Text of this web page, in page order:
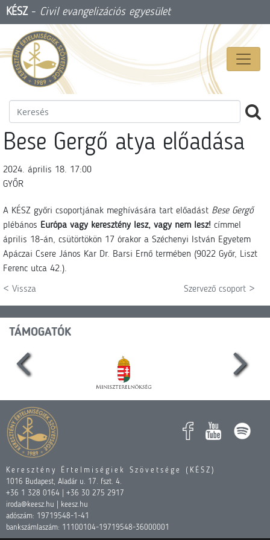
KÉSZ- Civil evangelizációs egyesület
Bese Gergő atya előadása
2024. április 18. 17:00
GYŐR
A KÉSZ győri csoportjának meghívására tart előadást Bese Gergő
plébános Európa vagy keresztény lesz, vagy nem lesz! címmel
április 18-án, csütörtökön 17 órakor a Széchenyi István Egyetem
Apáczai Csere János Kar Dr. Barsi Ernő termében (9022 Győr, Liszt
Ferenc utca 42.).
< Vissza Szervező csoport >
TÁMOGATÓK
Keresztény Értelmiségiek Szövetsége (KÉSZ)
1016 Budapest, Aladár u. 17. fszt. 4.
+36 1 328 0164 | +36 30 275 2917
iroda@keesz.hu | keesz.hu
adószám: 19719548-1-41
bankszámlaszám: 11100104-19719548-36000001